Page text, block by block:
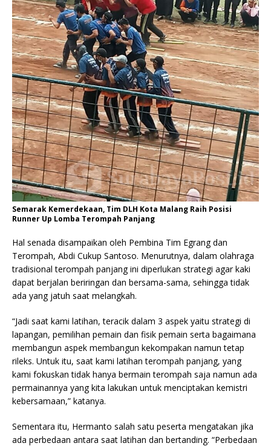
Semarak Kemerdekaan, Tim DLH Kota Malang Raih Posisi
Runner Up Lomba Terompah Panjang
Hal senada disampaikan oleh Pembina Tim Egrang dan
Terompah, Abdi Cukup Santoso. Menurutnya, dalam olahraga
tradisional terompah panjang ini diperlukan strategi agar kaki
dapat berjalan beriringan dan bersama-sama, sehingga tidak
ada yang jatuh saat melangkah.
“Jadi saat kami latihan, teracik dalam 3 aspek yaitu strategi di
lapangan, pemilihan pemain dan fisik pemain serta bagaimana
membangun aspek membangun kekompakan namun tetap
rileks. Untuk itu, saat kami latihan terompah panjang, yang
kami fokuskan tidak hanya bermain terompah saja namun ada
permainannya yang kita lakukan untuk menciptakan kemistri
kebersamaan,” katanya.
Sementara itu, Hermanto salah satu peserta mengatakan jika
ada perbedaan antara saat latihan dan bertanding. “Perbedaan